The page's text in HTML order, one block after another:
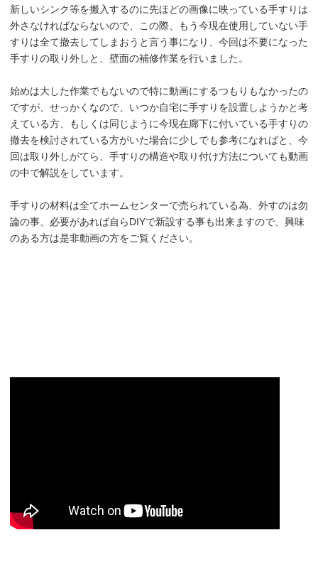
新しいシンク等を搬入するのに先ほどの画像に映っている手すりは
外さなければならないので、この際、もう今現在使用していない手
すりは全て撤去してしまおうと言う事になり、今回は不要になった
手すりの取り外しと、壁面の補修作業を行いました。
始めは大した作業でもないので特に動画にするつもりもなかったの
ですが、せっかくなので、いつか自宅に手すりを設置しようかと考
えている方、もしくは同じように今現在廊下に付いている手すりの
撤去を検討されている方がいた場合に少しでも参考になればと、今
回は取り外しがてら、手すりの構造や取り付け方法についても動画
の中で解説をしています。
手すりの材料は全てホームセンターで売られている為、外すのは勿
論の事、必要があれば自らDIYで新設する事も出来ますので、興味
のある方は是非動画の方をご覧ください。